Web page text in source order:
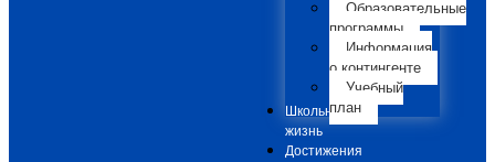
Образовательные
программы
Информация
о контингенте
Учебный
план
Школьная
жизнь
Достижения